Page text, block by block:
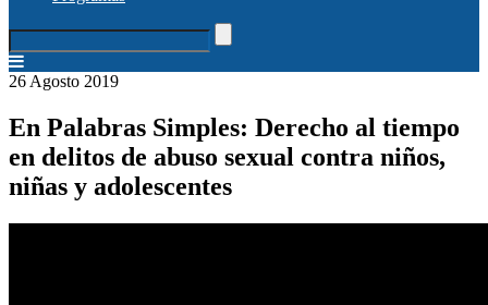
26 Agosto 2019
En Palabras Simples: Derecho al tiempo
en delitos de abuso sexual contra niños,
niñas y adolescentes